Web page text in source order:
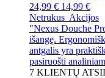
24,99 € 14,99 €
Netrukus Akcijos
"Nexus Douche
išangę.
antgalis yra
pasiruošti
7 KLIENTŲ